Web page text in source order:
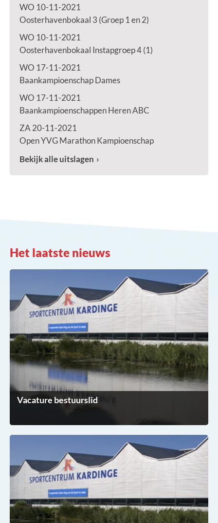
WO 10-11-2021
Oosterhavenbokaal 3 (Groep 1 en 2)
WO 10-11-2021
Oosterhavenbokaal Instapgroep 4 (1)
WO 17-11-2021
Baankampioenschap Dames
WO 17-11-2021
Baankampioenschappen Heren ABC
ZA 20-11-2021
Open YVG Marathon Kampioenschap
Bekijk alle uitslagen
Het laatste nieuws
Vacature bestuurslid